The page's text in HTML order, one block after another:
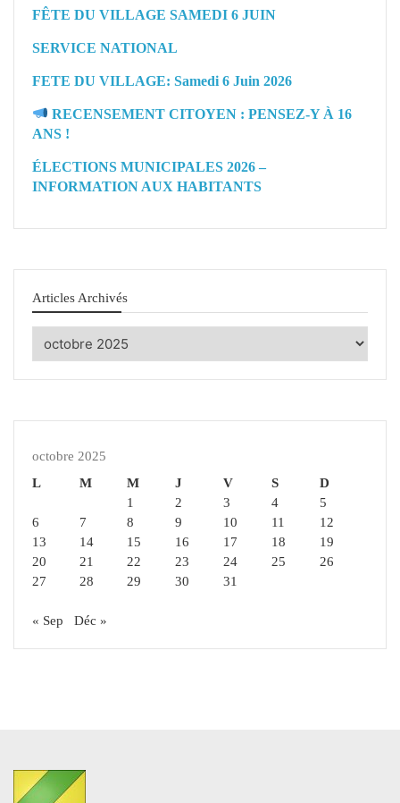
FÊTE DU VILLAGE SAMEDI 6 JUIN
SERVICE NATIONAL
FETE DU VILLAGE: Samedi 6 Juin 2026
RECENSEMENT CITOYEN : PENSEZ-Y À 16
ANS !
ÉLECTIONS MUNICIPALES 2026 –
INFORMATION AUX HABITANTS
Articles Archivés
octobre 2025
L
M M J V S
D
1
2 3 4
5
6
7 8 9 10 11
12
13
14 15 16 17 18
19
20
21 22 23 24 25
26
27
28 29 30 31
« Sep Déc »